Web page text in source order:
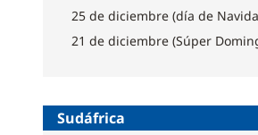
25 de diciembre (día de
21 de diciembre (Súper
Sudáfrica